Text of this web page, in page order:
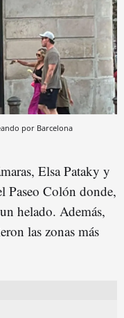
por Barcelona
Elsa Pataky y
Paseo Colón donde,
helado. Además,
las zonas más